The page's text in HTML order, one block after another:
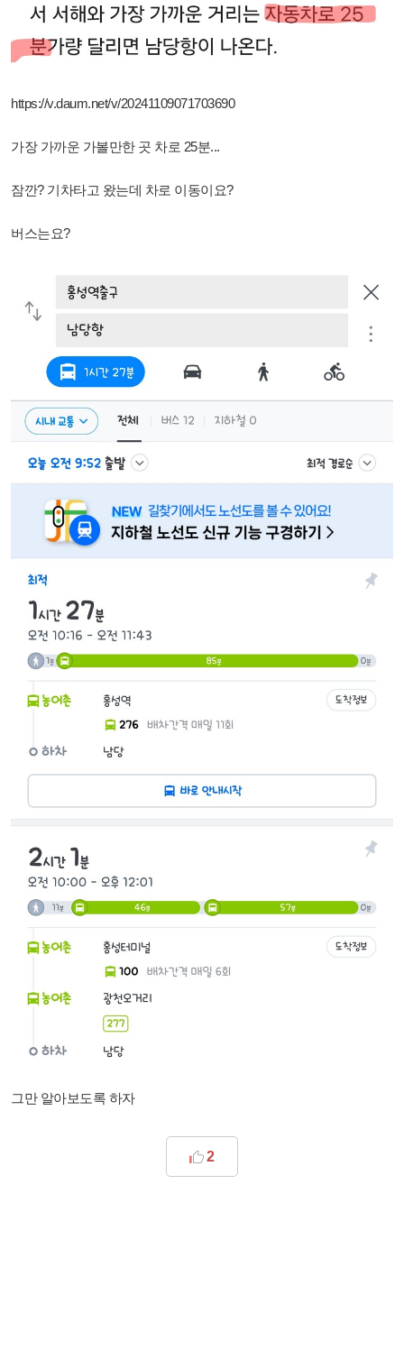
https://v.daum.net/v/20241109071703690
가장 가까운 가볼만한 곳 차로 25분...
잠깐? 기차타고 왔는데 차로 이동이요?
버스는요?
그만 알아보도록 하자
2